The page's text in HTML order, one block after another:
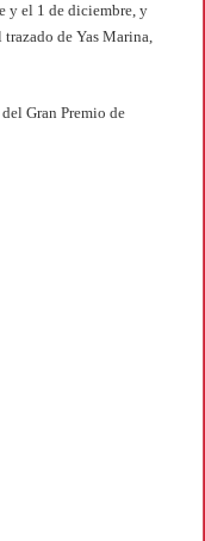
y el 1 de diciembre, y
de Yas Marina,
Gran Premio de